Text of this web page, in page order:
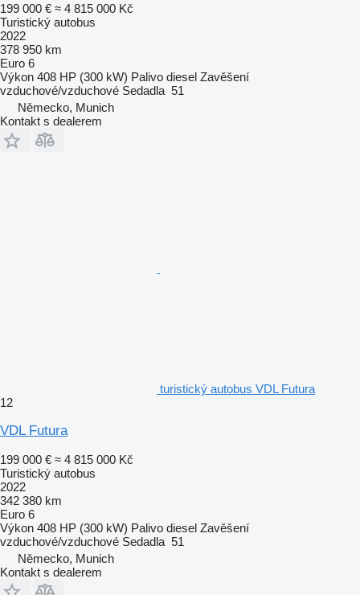
199 000 € ≈ 4 815 000 Kč
Turistický autobus
2022
378 950 km
Euro 6
Výkon 408 HP (300 kW) Palivo diesel Zavěšení
vzduchové/vzduchové Sedadla 51
Německo, Munich
Kontakt s dealerem
turistický autobus VDL Futura
12
VDL Futura
199 000 € ≈ 4 815 000 Kč
Turistický autobus
2022
342 380 km
Euro 6
Výkon 408 HP (300 kW) Palivo diesel Zavěšení
vzduchové/vzduchové Sedadla 51
Německo, Munich
Kontakt s dealerem